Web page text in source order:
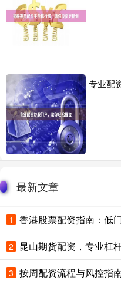
专业配
最新文章
1 香港股票配资指南：低
2 昆山期货配资，专业杠
3 按周配资流程与风控指